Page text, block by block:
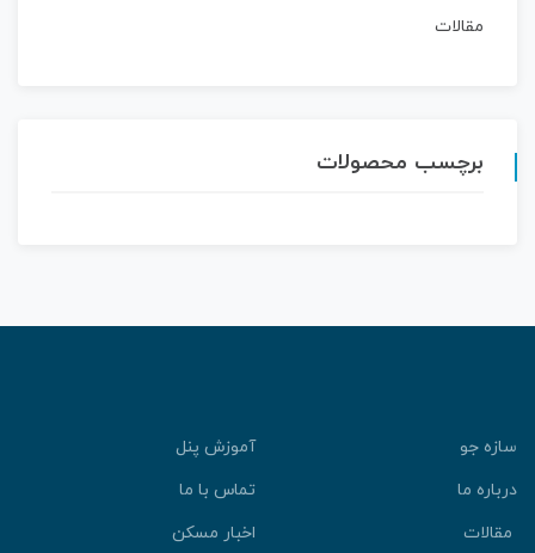
مقالات
برچسب محصولات
سازه جو
آموزش پنل
درباره ما
تماس با ما
مقالات
اخبار مسکن